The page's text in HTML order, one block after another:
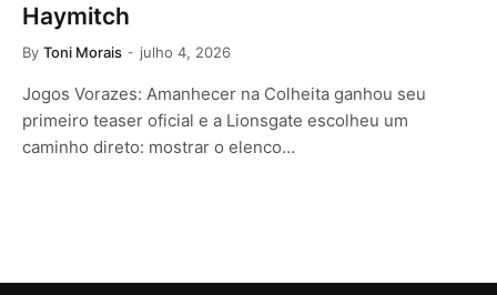
Haymitch
By Toni Morais julho 4, 2026
Jogos Vorazes: Amanhecer na Colheita ganhou seu
primeiro teaser oficial e a Lionsgate escolheu um
caminho direto: mostrar o elenco…